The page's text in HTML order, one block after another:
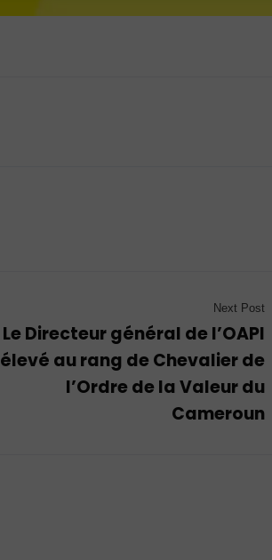
Next Post
Le Directeur général de l’OAPI
élevé au rang de Chevalier de
l’Ordre de la Valeur du
Cameroun